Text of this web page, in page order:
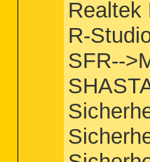
Realtek
R-
SFR--